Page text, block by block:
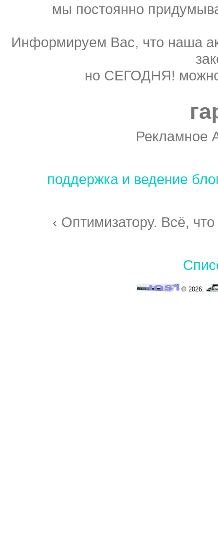
мы постоянно
Информируем Вас, что наша
но СЕГОДНЯ!
Рекламное
поддержка и ведение
‹ Оптимизатору. Всё,
© 2026.